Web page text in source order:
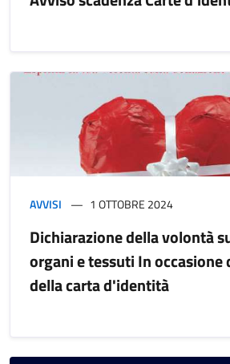
AVVISI 1 OTTOBRE 2024
Dichiarazione della volontà
organi e tessuti In occasione
della carta d'identità